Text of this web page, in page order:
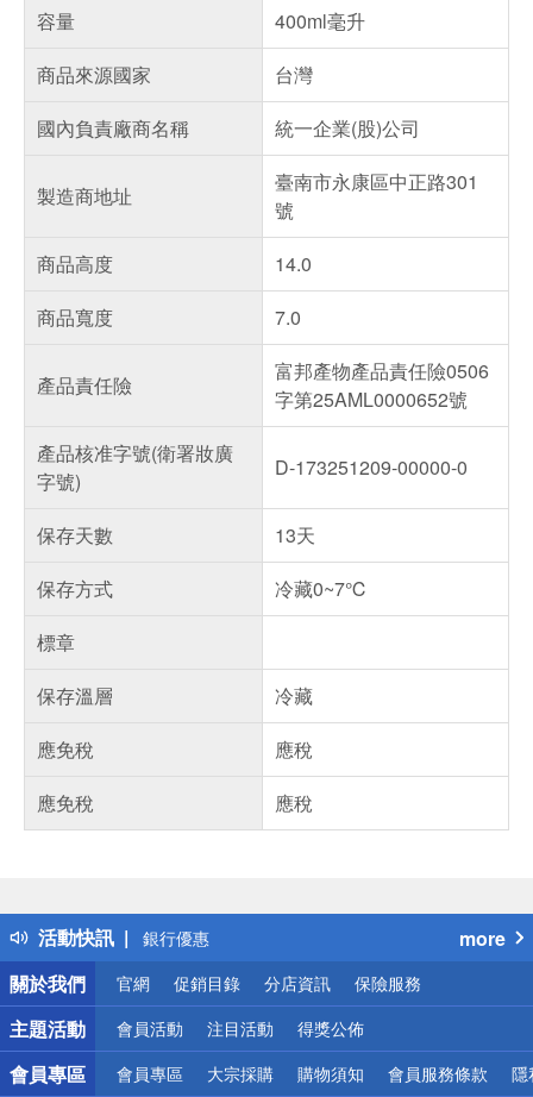
容量
400ml毫升
商品來源國家
台灣
國內負責廠商名稱
統一企業(股)公司
製造商地址
臺南市永康區中正路301
號
商品高度
14.0
商品寬度
7.0
產品責任險
富邦產物產品責任險0506
字第25AML0000652號
產品核准字號(衛署妝廣
字號)
D-173251209-00000-0
保存天數
13天
保存方式
冷藏0~7℃
標章
保存溫層
冷藏
應免稅
應稅
應免稅
應稅
活動快訊
偏遠地區配送
熱門話題
銀行優惠
偏遠地區配送
詐騙網頁！請小心！
more
關於我們
官網 促銷目錄 分店資訊 保險服務
主題活動 會員活動 注目活動 得獎公佈
會員專區 會員專區 大宗採購 購物須知 會員服務條款 隱